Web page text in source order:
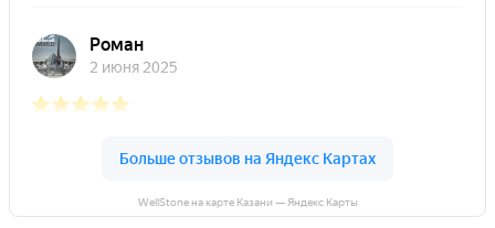
WellStone на карте Казани — Яндекс Карты